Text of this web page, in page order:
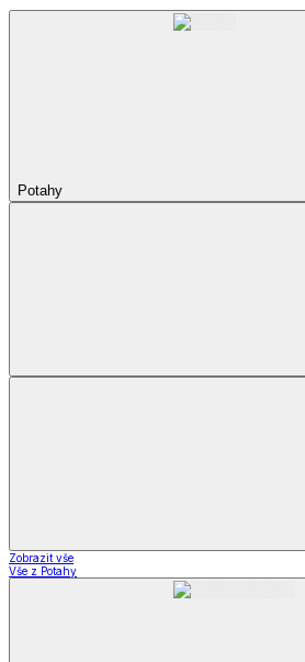
Potahy
Zobrazit vše
Vše z Potahy